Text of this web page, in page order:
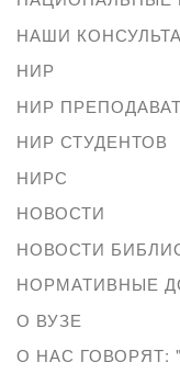
НАШИ
НИР
НИР
НИР СТУДЕНТОВ
НИРС
НОВОСТИ
НОВОСТИ
НОРМАТИВНЫЕ
О ВУЗЕ
О НАС ГОВОРЯТ: